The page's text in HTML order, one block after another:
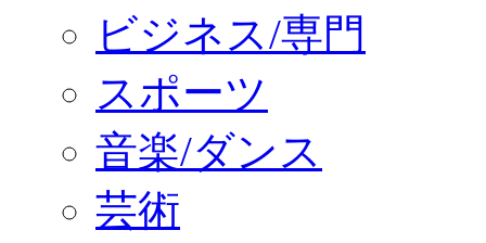
ビジネス/専門
スポーツ
音楽/ダンス
芸術